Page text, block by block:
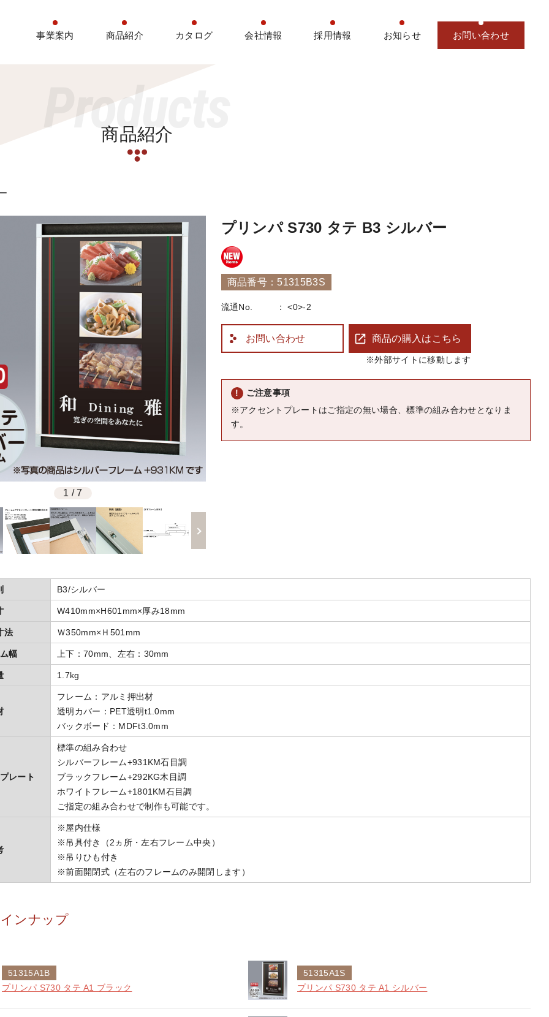
事業案内 商品紹介 カタログ 会社情報 採用情報 お知らせ お問い合わせ
Products
商品紹介
1 /7
プリンパ S730 タテ B3 シルバー
商品番号：51315B3S
流通No. <0>-2
お問い合わせ 商品の購入はこちら
※外部サイトに移動します
ご注意事項
※アクセントプレートはご指定の無い場合、標準の組み合わせとなりま
す。
B3/シルバー
W410mm×H601mm×厚み18mm
法 Ｗ350mm×Ｈ501mm
幅 上下：70mm、左右：30mm
1.7kg
フレーム：アルミ押出材
透明カバー：PET透明t1.0mm
バックボード：MDFt3.0mm
レート
標準の組み合わせ
シルバーフレーム+931KM石目調
ブラックフレーム+292KG木目調
ホワイトフレーム+1801KM石目調
ご指定の組み合わせで制作も可能です。
※屋内仕様
※吊具付き（2ヵ所・左右フレーム中央）
※吊りひも付き
※前面開閉式（左右のフレームのみ開閉します）
ンナップ
51315A1B
プリンパ S730 タテ A1 ブラック
51315A1S
プリンパ S730 タテ A1 シルバー